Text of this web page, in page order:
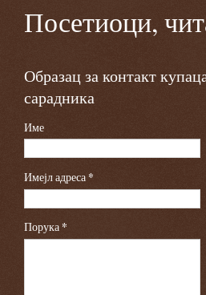
Посетиоци,
Образац за контакт
сарадника
Име
Имејл адреса*
Порука*